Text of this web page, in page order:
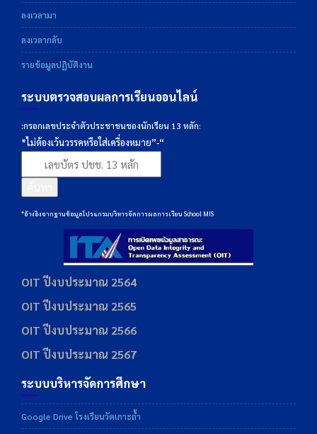
ลงเวลามา
ลงเวลากลับ
รายข้อมูลปฏิบัติงาน
ระบบตรวจสอบผลการเรียนออนไลน์
:กรอกเลขประจำตัวประชาชนของนักเรียน 13 หลัก:
*ไม่ต้องเว้นวรรคหรือใส่เครื่องหมาย”-“
*อ้างอิงจากฐานข้อมูลโปรแกรมบริหารจัดการผลการเรียน School MIS
OIT ปีงบประมาณ 2564
OIT ปีงบประมาณ 2565
OIT ปีงบประมาณ 2566
OIT ปีงบประมาณ 2567
ระบบบริหารจัดการศึกษา
Google Drive โรงเรียนวัดเกาะถ้ำ